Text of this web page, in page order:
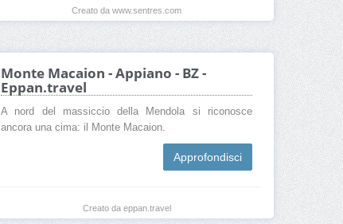
Creato da www.sentres.com
Monte Macaion - Appiano - BZ -
Eppan.travel
A nord del massiccio della Mendola si riconosce
ancora una cima: il Monte Macaion.
Approfondisci
Creato da eppan.travel